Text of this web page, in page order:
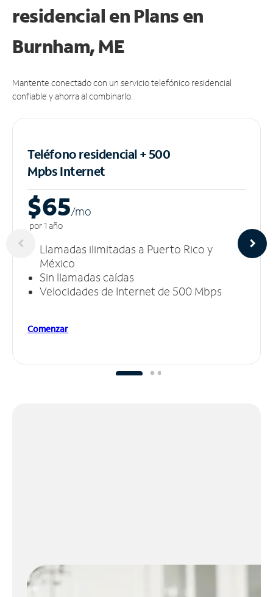
residencial en Plans en
Burnham, ME
Mantente conectado con un servicio telefónico residencial
confiable y ahorra al combinarlo.
Teléfono residencial + 500
MpbsInternet
$65/mo
por 1 año
Llamadas ilimitadas a Puerto Rico y
México
Sin llamadas caídas
Velocidades de Internet de 500 Mbps
Comenzar